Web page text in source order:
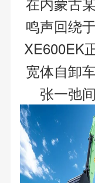
鸣声回绕
XE600EK
宽体自卸
张一弛